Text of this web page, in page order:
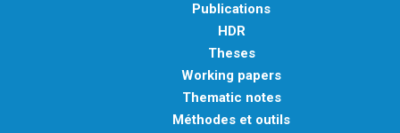
Publications
HDR
Theses
Working papers
Thematic notes
Méthodes et outils